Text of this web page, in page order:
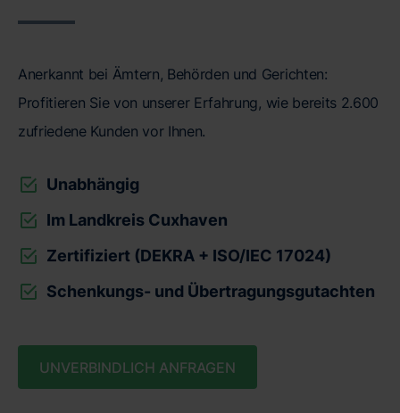
Anerkannt bei Ämtern, Behörden und Gerichten:
Profitieren Sie von unserer Erfahrung, wie bereits 2.600
zufriedene Kunden vor Ihnen.
Unabhängig
Im Landkreis Cuxhaven
Zertifiziert (DEKRA + ISO/IEC 17024)
Schenkungs- und Übertragungsgutachten
UNVERBINDLICH ANFRAGEN